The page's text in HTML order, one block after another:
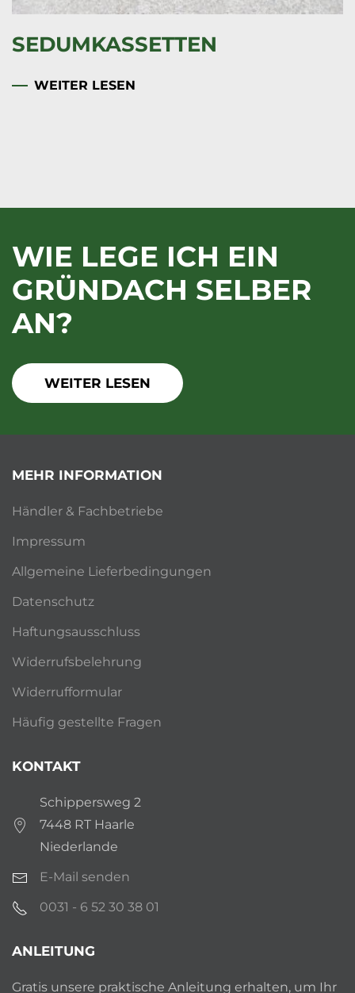
SCHUTZVLIES
WIE LEGE ICH EIN
GRÜNDACH SELBER
AN?
WEITER LESEN
MEHR INFORMATION
Händler & Fachbetriebe
Impressum
Allgemeine Lieferbedingungen
Datenschutz
Haftungsausschluss
Widerrufsbelehrung
Widerrufformular
Häufig gestellte Fragen
KONTAKT
Schippersweg 2
7448 RT Haarle
Niederlande
E-Mail senden
0031 - 6 52 30 38 01
ANLEITUNG
Gratis unsere praktische Anleitung erhalten, um Ihr